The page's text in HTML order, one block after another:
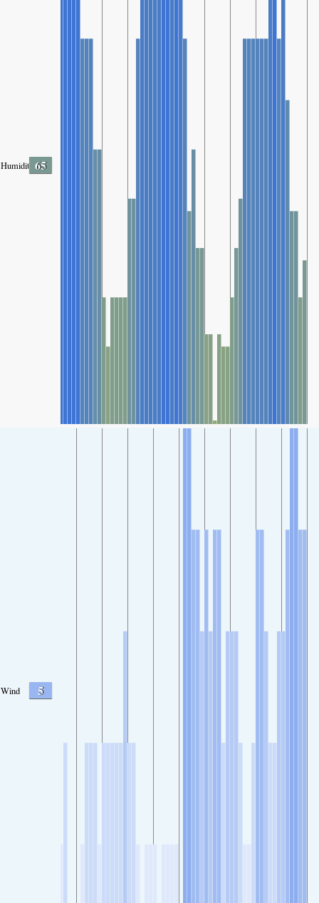
Humidity 65
Wind 5